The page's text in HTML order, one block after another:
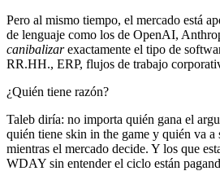
Pero al mismo tiempo, el mercado está
de lenguaje como los de OpenAI,
canibalizarexactamente el tipo de
RR.HH., ERP, flujos de trabajo
¿Quién tiene razón?
Taleb diría: no importa quién gana el
quién tiene skin in the game y quién va
mientras el mercado decide. Y los que
WDAY sin entender el ciclo están